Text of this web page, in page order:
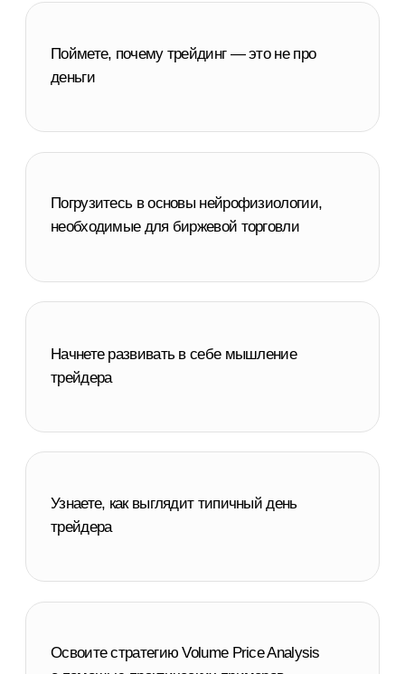
Узнаете, как выглядит типичный день
с помощью практических примеров
где их смотреть, как анализировать, как
принимать торговые решения
Получите персональную консультацию